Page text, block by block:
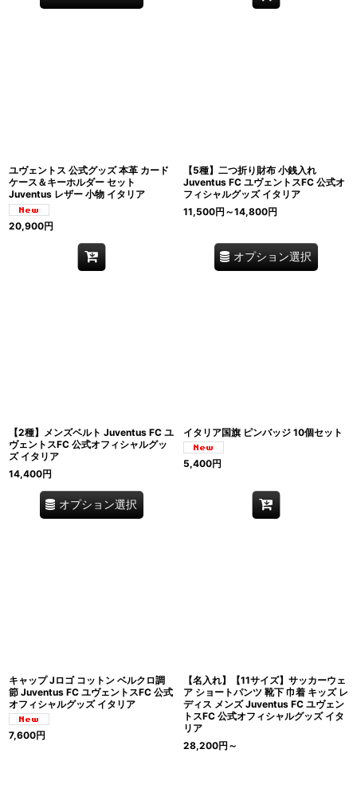
ユヴェントス 公式グッズ 本革 カード
ケース＆キーホルダー セット
Juventus レザー 小物 イタリア
20,900円
【5種】二つ折り財布 小銭入れ
Juventus FC ユヴェントスFC 公式オ
フィシャルグッズ イタリア
11,500円 ～14,800円
オプション選択
【2種】メンズベルト Juventus FC ユ
ヴェントスFC 公式オフィシャルグッ
ズ イタリア
14,400円
オプション選択
イタリア国旗 ピンバッジ 10個セット
5,400円
キャップ Jロゴ コットン ベルクロ調
節 Juventus FC ユヴェントスFC 公式
オフィシャルグッズ イタリア
7,600円
【名入れ】【11サイズ】サッカーウェ
ア ショートパンツ 靴下 巾着 キッズ レ
ディス メンズ Juventus FC ユヴェン
トスFC 公式オフィシャルグッズ イタ
リア
28,200円 ～